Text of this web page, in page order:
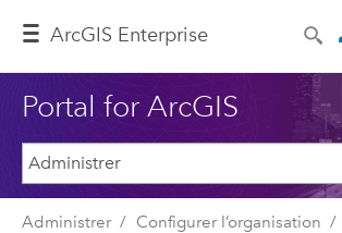
ArcGIS Enterprise
Portal for ArcGIS
Administrer Configurer l’organisation